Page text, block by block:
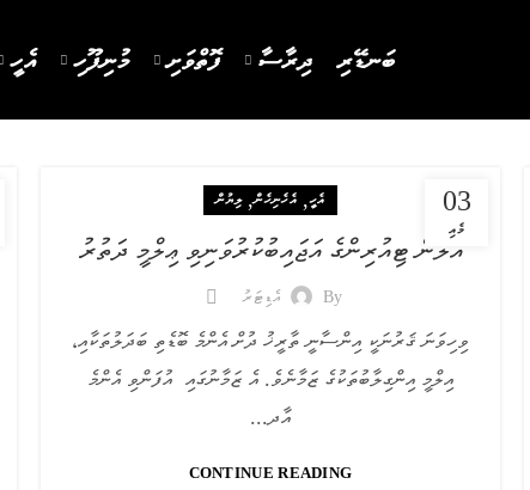
ބަނޑޭރި ދިރާސާ ފޮތްވަށި މުނިފޫހި އެހީ
03
މެއި
އެހީ,އެހެނިހެން,ލިޔުން
އެލަން ޓިއުރިންގެ އަޖައިބުކުރުވަނިވި ޢިލްމީ ދަތުރު
By އެޑިޓަރު
ވިހިވަނަ ޤަރުނަކީ އިންސާނީ ތާރީޚު ދުށް އެންމެ ބޮޑެތި ބަދަލުތަކާއި،
އިލްމީ އިންގިލާބުތަކުގެ ޒަމާނެވެ. އެ ޒަމާނުގައި އުފަންވި އެންމެ
އާދ...
CONTINUE READING